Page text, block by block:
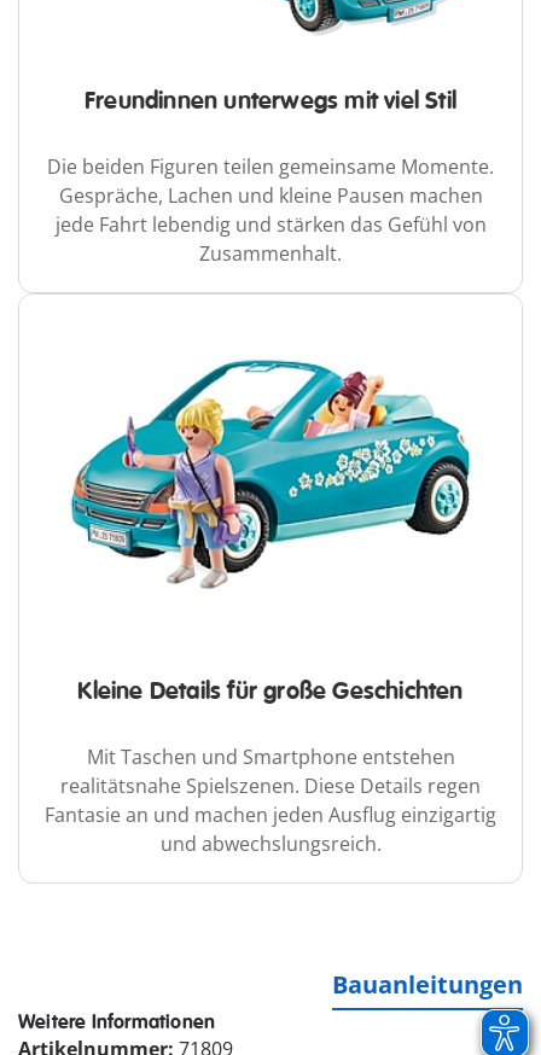
Freundinnen unterwegs mit viel Stil
Die beiden Figuren teilen gemeinsame Momente.
Gespräche, Lachen und kleine Pausen machen
jede Fahrt lebendig und stärken das Gefühl von
Zusammenhalt.
Kleine Details für große Geschichten
Mit Taschen und Smartphone entstehen
realitätsnahe Spielszenen. Diese Details regen
Fantasie an und machen jeden Ausflug einzigartig
und abwechslungsreich.
Bauanleitungen
Weitere Informationen
Artikelnummer: 71809